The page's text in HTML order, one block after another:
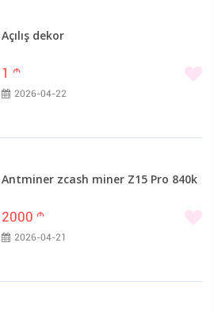
Açılış dekor
1 m
2026-04-22
Antminer zcash miner Z15 Pro 840k
2000 m
2026-04-21